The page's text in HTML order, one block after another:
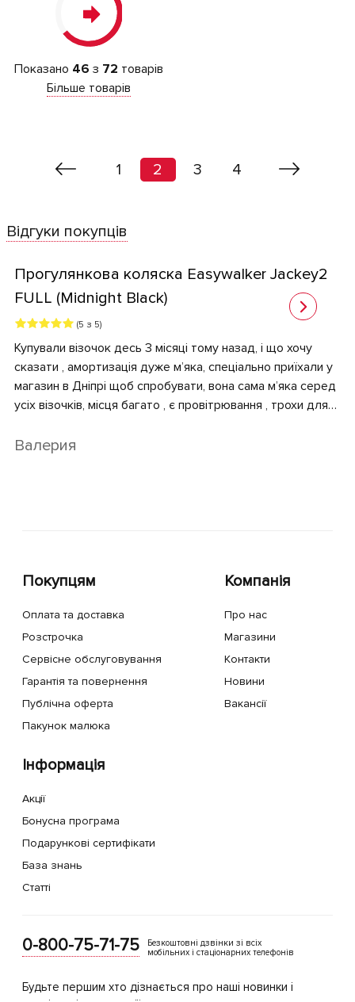
Показано 46 з 72 товарів
Більше товарів
1 2 3 4
Відгуки покупців
Прогулянкова коляска Easywalker Jackey2
FULL (Midnight Black)
(5 з 5)
Купували візочок десь 3 місяці тому назад, і що хочу
сказати , амортизація дуже мʼяка, спеціально приїхали у
магазин в Дніпрі щоб спробувати, вона сама мʼяка серед
усіх візочків, місця багато , є провітрювання , трохи для
задоволена, дякую продавцям за підбір
Валерия
Покупцям
Оплата та доставка
Розстрочка
Сервісне обслуговування
Гарантія та повернення
Публічна оферта
Пакунок малюка
Компанія
Про нас
Магазини
Контакти
Новини
Вакансії
Інформація
Акції
Бонусна програма
Подарункові сертифікати
База знань
Статті
0-800-75-71-75
Безкоштовні дзвінки зі всіх
мобільних і стаціонарних телефонів
Будьте першим хто дізнається про наші новинки і